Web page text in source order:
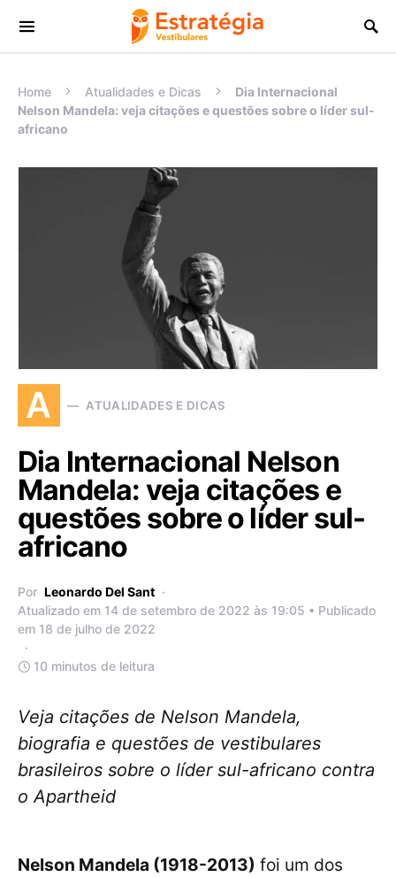
Procurar:
Home Atualidades e Dicas
Dia Internacional
Nelson Mandela: veja citações e questões sobre o líder sul-
africano
A ATUALIDADES E DICAS
Dia Internacional Nelson
Mandela: veja citações e
questões sobre o líder sul-
africano
Por Leonardo Del Sant
Atualizado em 14 de setembro de 2022 às 19:05 • Publicado
em 18 de julho de 2022
10 minutos de leitura
Veja citações de Nelson Mandela,
biografia e questões de vestibulares
brasileiros sobre o líder sul-africano contra
o Apartheid
Nelson Mandela (1918-2013) foi um dos